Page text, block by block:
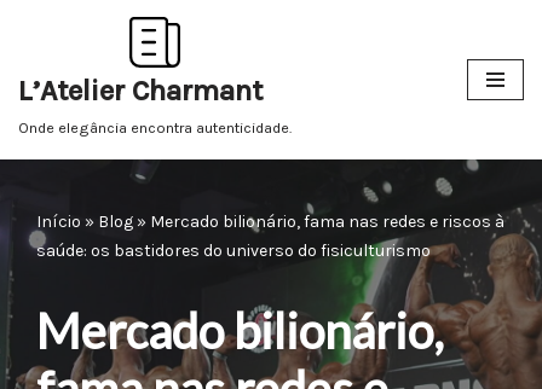
para
o
L’Atelier Charmant
Onde elegância encontra autenticidade.
Início » Blog » Mercado bilionário, fama nas redes e riscos à
saúde: os bastidores do universo do fisiculturismo
Mercado bilionário,